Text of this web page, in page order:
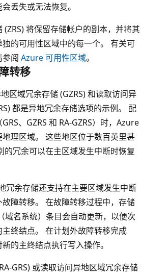
丢失或无法恢复。
将保留存储帐户的副本，并将其
的可用性区域中的每一个。 有关可
参阅 Azure 可用性区域。
转移
区域冗余存储 (GZRS) 和读取访问异
都是异地冗余存储选项的示例。 配
、GZRS 和 RA-GZRS）时，Azure
理区域。 这些地区位于数百英里甚
的冗余可以在主区域发生中断时恢复
冗余存储还支持在主要区域发生中断
障转移。 在故障转移过程中，存储
域名系统）条目会自动更新，以便次
终结点。 在计划外故障转移完成
的主终结点执行写入操作。
GRS) 或读取访问异地区域冗余存储